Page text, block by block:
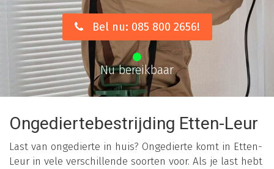
Bel nu: 085 800 2656!
Nu bereikbaar
Ongediertebestrijding Etten-Leur
Last van ongedierte in huis? Ongedierte komt in Etten-
Leur in vele verschillende soorten voor. Als je last hebt